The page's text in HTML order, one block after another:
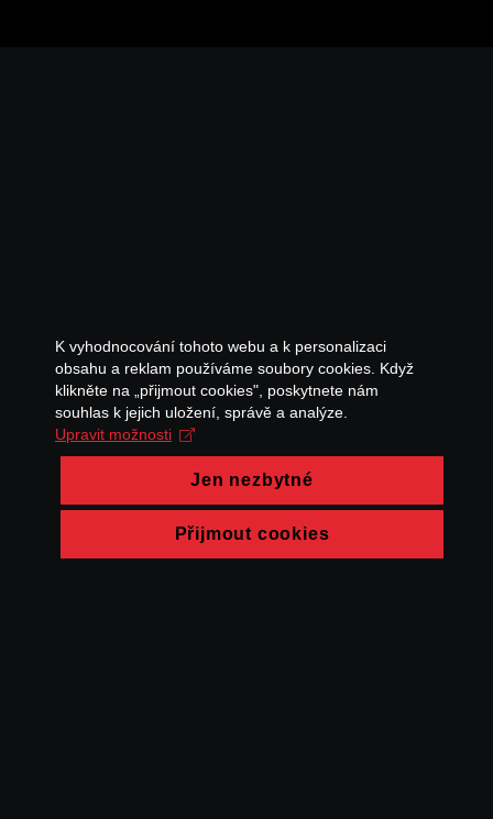
K vyhodnocování tohoto webu a k personalizaci
obsahu a reklam používáme soubory cookies. Když
klikněte na „přijmout cookies", poskytnete nám
souhlas k jejich uložení, správě a analýze.
Upravit možnosti
Jen nezbytné
Přijmout cookies